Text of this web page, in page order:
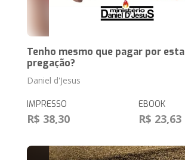
Tenho mesmo que pagar por esta
pregação?
Daniel d'Jesus
IMPRESSO
R$ 38,30
EBOOK
R$ 23,63